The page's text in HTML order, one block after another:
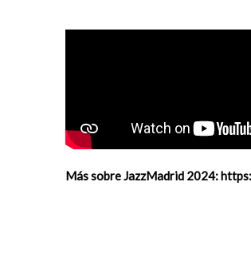
Más sobre JazzMadrid 2024: